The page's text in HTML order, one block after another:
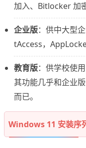
加入、Bitlocker 加
企业版：供中大型
tAccess，
教育版：供学校使
其功能几乎和企业
而已。
Windows 11 安装序